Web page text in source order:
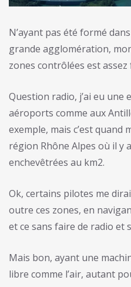
N’ayant pas été formé
grande agglomération,
zones contrôlées est
Question radio, j’ai eu une
aéroports comme aux
exemple, mais c’est quand
région Rhône Alpes où il y
enchevêtrées au km2.
Ok, certains pilotes me
outre ces zones, en
et ce sans faire de radio et
Mais bon, ayant une
libre comme l’air, autant